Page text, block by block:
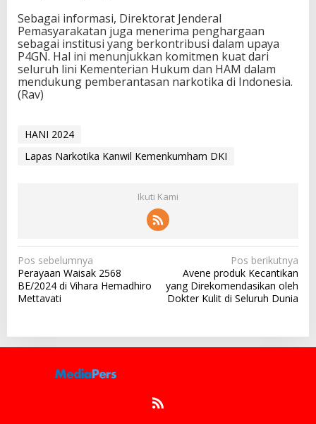
Sebagai informasi, Direktorat Jenderal
Pemasyarakatan juga menerima penghargaan
sebagai institusi yang berkontribusi dalam upaya
P4GN. Hal ini menunjukkan komitmen kuat dari
seluruh lini Kementerian Hukum dan HAM dalam
mendukung pemberantasan narkotika di Indonesia.
(Rav)
HANI 2024
Lapas Narkotika Kanwil Kemenkumham DKI
Ikuti Kami
N
a
v
g
Pos sebelumnya
Perayaan Waisak 2568
BE/2024 di Vihara Hemadhiro
Mettavati
Pos berikutnya
Avene produk Kecantikan
yang Direkomendasikan oleh
Dokter Kulit di Seluruh Dunia